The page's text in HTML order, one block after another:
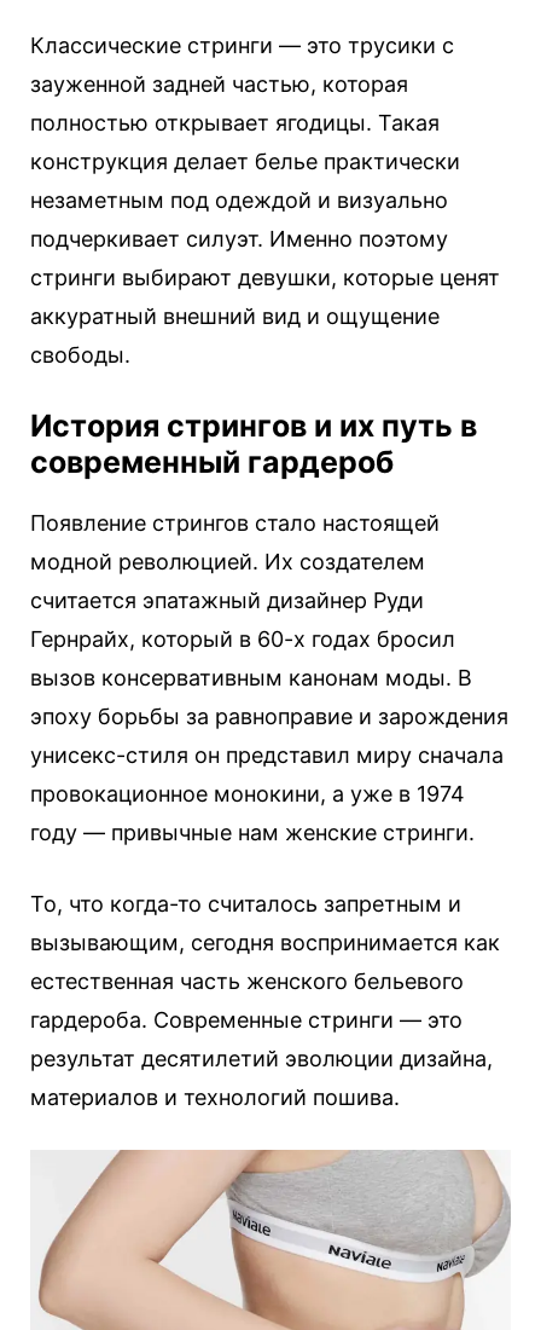
Классические стринги — это трусики с
зауженной задней частью, которая
полностью открывает ягодицы. Такая
конструкция делает белье практически
незаметным под одеждой и визуально
подчеркивает силуэт. Именно поэтому
стринги выбирают девушки, которые ценят
аккуратный внешний вид и ощущение
свободы.
История стрингов и их путь в
современный гардероб
Появление стрингов стало настоящей
модной революцией. Их создателем
считается эпатажный дизайнер Руди
Гернрайх, который в 60-х годах бросил
вызов консервативным канонам моды. В
эпоху борьбы за равноправие и зарождения
унисекс-стиля он представил миру сначала
провокационное монокини, а уже в 1974
году — привычные нам женские стринги.
То, что когда-то считалось запретным и
вызывающим, сегодня воспринимается как
естественная часть женского бельевого
гардероба. Современные стринги — это
результат десятилетий эволюции дизайна,
материалов и технологий пошива.